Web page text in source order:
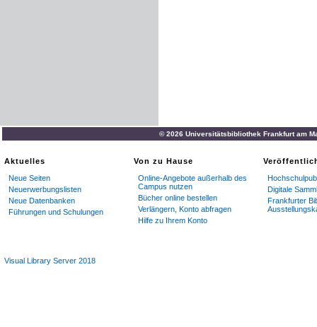
© 2026 Universitätsbibliothek Frankfurt am
Aktuelles
Neue Seiten
Neuerwerbungslisten
Neue Datenbanken
Führungen und Schulungen
Von zu Hause
Online-Angebote außerhalb des
Campus nutzen
Bücher online bestellen
Verlängern, Konto abfragen
Hilfe zu Ihrem Konto
Digitale
Frankfurter
Visual Library Server 2018